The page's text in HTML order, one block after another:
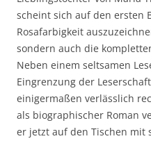
scheint sich auf den ersten
Rosafarbigkeit
sondern auch die
Neben einem seltsamen
Eingrenzung der
einigermaßen verlässlich
als biographischer Roman
er jetzt auf den Tischen mit